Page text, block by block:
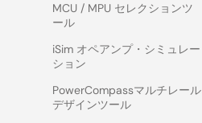
MCU / MPU セレクションツ
ール
iSim オペアンプ・シミュレー
ション
PowerCompassマルチレール
デザインツール